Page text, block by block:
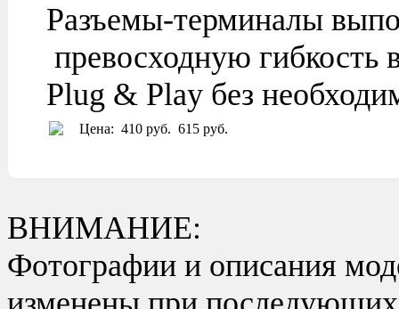
Разъемы-терминалы
превосходную гибкость
Plug & Play без
Цена: 410 руб. 615 руб.
ВНИМАНИЕ:
Фотографии и описания